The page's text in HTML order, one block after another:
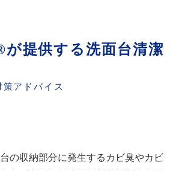
提供する洗面台清潔
アドバイス
の収納部分に発生するカビ臭やカビ